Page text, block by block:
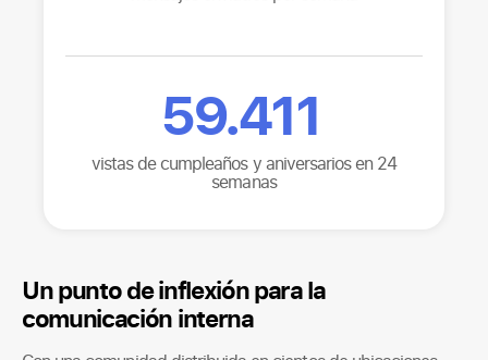
59.411
vistas de cumpleaños y aniversarios en 24
semanas
Un punto de inflexión para la
comunicación interna